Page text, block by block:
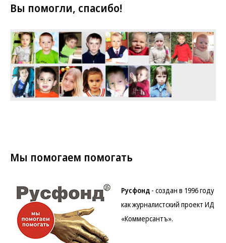
Вы помогли, спасибо!
Мы помогаем помогать
Русфонд - создан в 1996 году
как журналистский проект ИД
«Коммерсантъ».